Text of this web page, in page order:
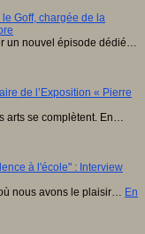
Goff, chargée de la
un nouvel épisode dédié…
de l’Exposition « Pierre
arts se complètent. En…
à l'école" : Interview
nous avons le plaisir… En